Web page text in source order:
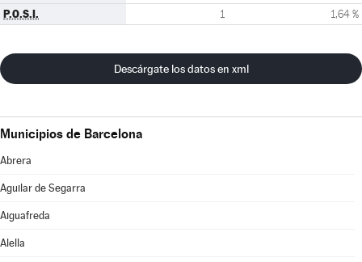
P.O.S.I. 1 1,64 %
Descárgate los datos en xml
Municipios de Barcelona
Abrera
Aguilar de Segarra
Aiguafreda
Alella